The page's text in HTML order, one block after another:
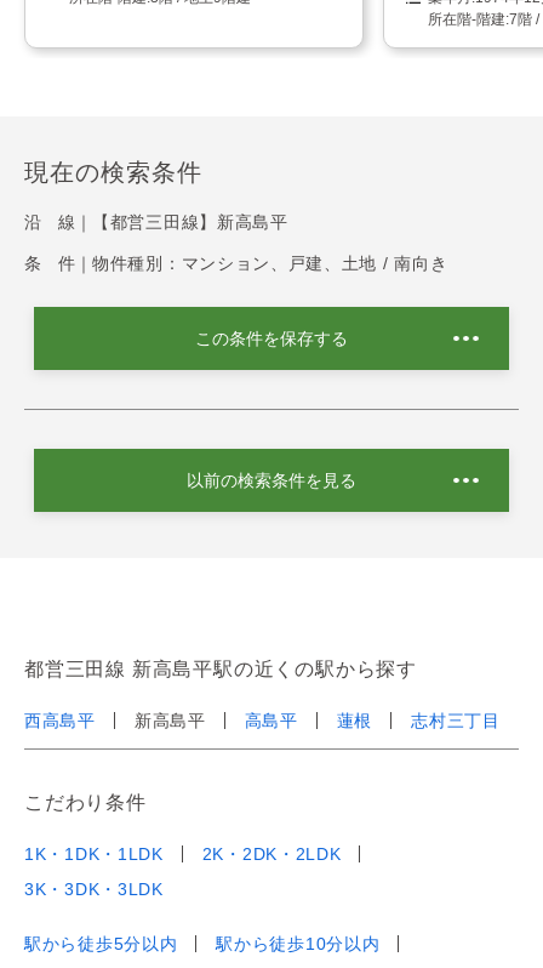
7階 /
現在の検索条件
沿 線｜ 【都営三田線】新高島平
条 件｜ 物件種別：マンション、戸建、土地 / 南向き
この条件を保存する
以前の検索条件を見る
都営三田線 新高島平駅の近くの駅から探す
西高島平 新高島平 高島平 蓮根 志村三丁目
こだわり条件
1K・1DK・1LDK
2K・2DK・2LDK
3K・3DK・3LDK
駅から徒歩5分以内
駅から徒歩10分以内